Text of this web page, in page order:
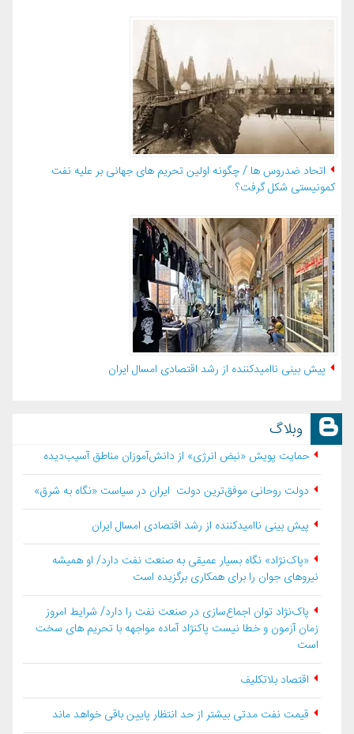
اتحاد ضدروس ها / چگونه اولین تحریم های جهانی بر علیه نفت
کمونیستی شکل گرفت؟
پیش بینی ناامیدکننده از رشد اقتصادی امسال ایران
وبلاگ
حمایت پویش «نبض انرژی» از دانش‌آموزان مناطق آسیب‌دیده
دولت روحانی موفق‌ترین دولت ایران در سیاست «نگاه به شرق»
پیش بینی ناامیدکننده از رشد اقتصادی امسال ایران
«پاک‌نژاد» نگاه بسیار عمیقی به صنعت نفت دارد/ او همیشه
نیروهای جوان را برای همکاری برگزیده است
پاک‌نژاد توان اجماع‌سازی در صنعت نفت را دارد/ شرایط امروز
زمان آزمون و خطا نیست پاکنژاد آماده مواجهه با تحریم های سخت
است
اقتصاد بلاتكليف
قیمت نفت مدتی بیشتر از حد انتظار پایین باقی خواهد ماند